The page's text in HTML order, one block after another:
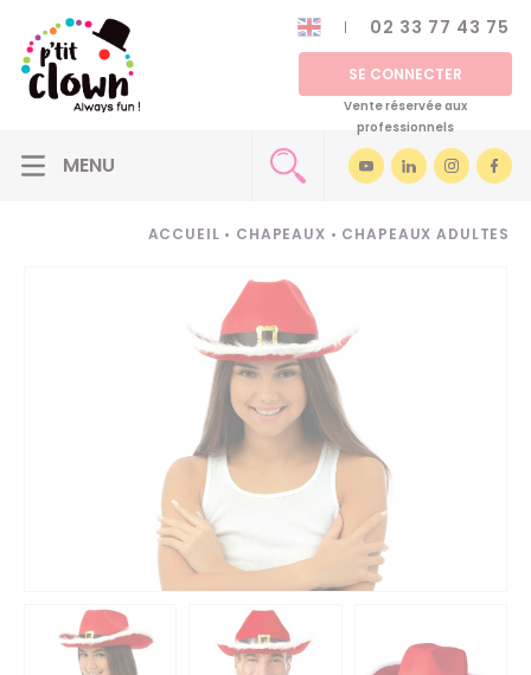
02 33 77 43 75
SE CONNECTER
Vente réservée aux
professionnels
ACCUEIL • CHAPEAUX • CHAPEAUX ADULTES